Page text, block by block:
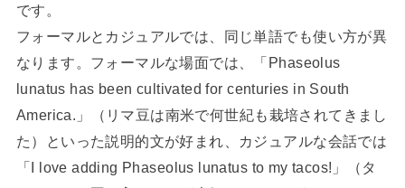
です。
フォーマルとカジュアルでは、同じ単語でも使い方が異
なります。フォーマルな場面では、「Phaseolus
lunatus has been cultivated for centuries in South
America.」（リマ豆は南米で何世紀も栽培されてきまし
た）といった説明的文が好まれ、カジュアルな会話では
「I love adding Phaseolus lunatus to my tacos!」（タ